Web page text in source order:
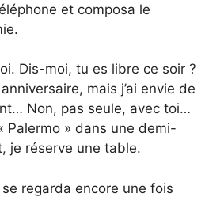
et composa le
Dis-moi, tu es libre ce soir ?
mais j’ai envie de
Non, pas seule, avec toi…
Palermo » dans une demi-
je réserve une table.
regarda encore une fois